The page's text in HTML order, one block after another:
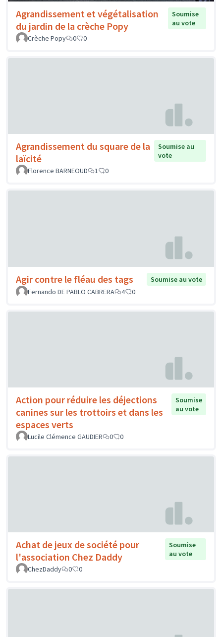
Agrandissement et végétalisation
du jardin de la crèche Popy
Soumise
au vote
Crèche Popy
0 0
Agrandissement du square de la
laïcité
Soumise au
vote
Florence BARNEOUD
1 0
Agir contre le fléau des tags
Soumise au vote
Fernando DE PABLO CABRERA
4 0
Action pour réduire les déjections
canines sur les trottoirs et dans les
espaces verts
Soumise
au vote
Lucile Clémence GAUDIER 0 0
Achat de jeux de société pour
l'association Chez Daddy
Soumise
au vote
ChezDaddy
0 0